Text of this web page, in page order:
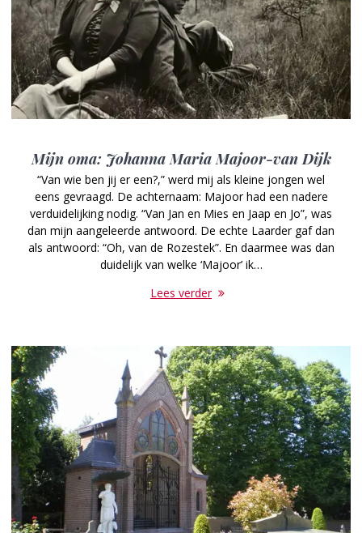
Mijn oma: Johanna Maria Majoor-van Dijk
“Van wie ben jij er een?,” werd mij als kleine jongen wel
eens gevraagd. De achternaam: Majoor had een nadere
verduidelijking nodig. “Van Jan en Mies en Jaap en Jo”, was
dan mijn aangeleerde antwoord. De echte Laarder gaf dan
als antwoord: “Oh, van de Rozestek”. En daarmee was dan
duidelijk van welke ‘Majoor’ ik…
Lees verder